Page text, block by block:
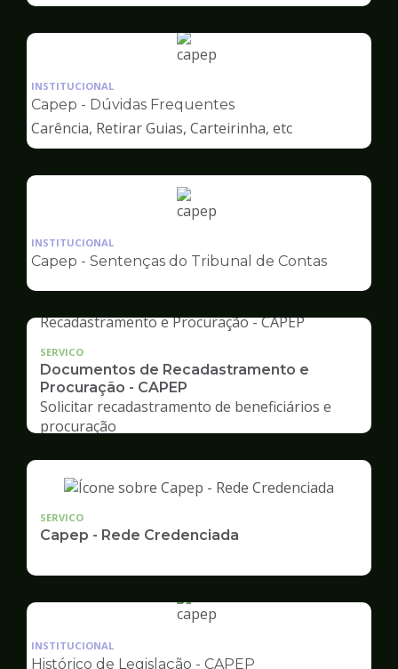
Ilustração
pagina
de
Capep
INSTITUCIONAL
Capep - Dúvidas Frequentes
Carência, Retirar Guias, Carteirinha, etc
Ilustração
pagina
Capep
INSTITUCIONAL
Capep - Sentenças do Tribunal de Contas
SERVICO
Documentos de Recadastramento e
Procuração - CAPEP
Solicitar recadastramento de beneficiários e
procuração
SERVICO
Capep - Rede Credenciada
Ilustração
pagina
INSTITUCIONAL
Histórico de Legislação - CAPEP